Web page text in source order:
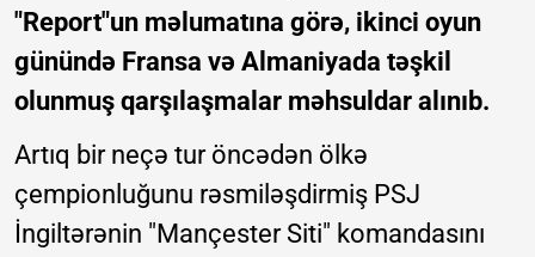
"Report"un məlumatına görə, ikinci oyun
günündə Fransa və Almaniyada təşkil
olunmuş qarşılaşmalar məhsuldar alınıb.
Artıq bir neçə tur öncədən ölkə
çempionluğunu rəsmiləşdirmiş PSJ
İngiltərənin "Mançester Siti" komandasını